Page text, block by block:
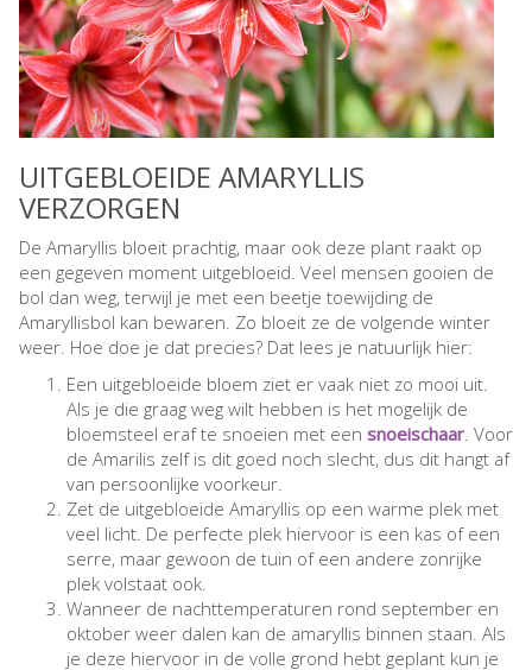
UITGEBLOEIDE AMARYLLIS
VERZORGEN
De Amaryllis bloeit prachtig, maar ook deze plant raakt op
een gegeven moment uitgebloeid. Veel mensen gooien de
bol dan weg, terwijl je met een beetje toewijding de
Amaryllisbol kan bewaren. Zo bloeit ze de volgende winter
weer. Hoe doe je dat precies? Dat lees je natuurlijk hier:
Een uitgebloeide bloem ziet er vaak niet zo mooi uit.
Als je die graag weg wilt hebben is het mogelijk de
bloemsteel eraf te snoeien met een snoeischaar. Voor
de Amarilis zelf is dit goed noch slecht, dus dit hangt af
van persoonlijke voorkeur.
Zet de uitgebloeide Amaryllis op een warme plek met
veel licht. De perfecte plek hiervoor is een kas of een
serre, maar gewoon de tuin of een andere zonrijke
plek volstaat ook.
Wanneer de nachttemperaturen rond september en
oktober weer dalen kan de amaryllis binnen staan. Als
je deze hiervoor in de volle grond hebt geplant kun je